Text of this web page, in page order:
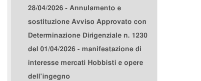
28/04/2026 - Annulamento e
sostituzione Avviso Approvato con
Determinazione Dirigenziale n. 1230
del 01/04/2026 - manifestazione di
interesse mercati Hobbisti e opere
dell'ingegno